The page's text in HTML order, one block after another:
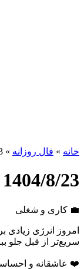
خانه » فال روزانه »
1404/8/23
💼 کاری و شغلی
امروز انرژی زیادی
سریع‌تر از قبل جلو
❤️ عاشقانه و